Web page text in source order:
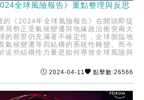
全球風險報告》重點整理與反思
的《2024年全球風險報告》在開頭即提
局勢正受氣候變遷與地緣政治衝突兩大
的前景仍充滿著不確定性，全球面臨地
氣候變遷等四結構的系統性轉變。而今
這些結構性力量是如何導致全球風險與
2024-04-11 點擊數:26566